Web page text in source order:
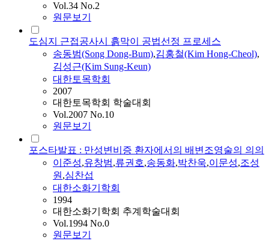
Vol.34 No.2
원문보기
도심지 근접공사시 흙막이 공법선정 프로세스
송동범(Song Dong-Bum),김홍철(Kim Hong-Cheol),
김성근(Kim Sung-Keun)
대한토목학회
2007
대한토목학회 학술대회
Vol.2007 No.10
원문보기
포스타발표 : 만성변비증 환자에서의 배변조영술의 의의
이준성,유창범,류권호,송동화,박찬욱,이문성,조성
원,심찬섭
대한소화기학회
1994
대한소화기학회 추계학술대회
Vol.1994 No.0
원문보기